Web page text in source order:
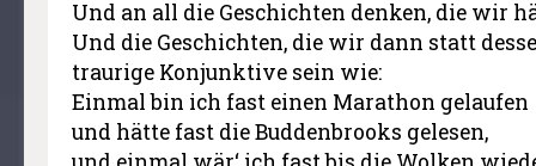
Und an all die Geschichten denken, die wir
Und die Geschichten, die wir dann statt
traurige Konjunktive sein wie:
Einmal bin ich fast einen Marathon gelaufen
und hätte fast die Buddenbrooks gelesen,